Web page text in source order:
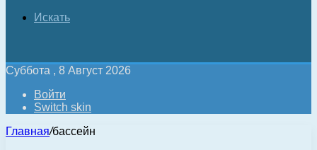
Искать
Суббота , 8 Август 2026
Войти
Switch skin
Главная/бассейн